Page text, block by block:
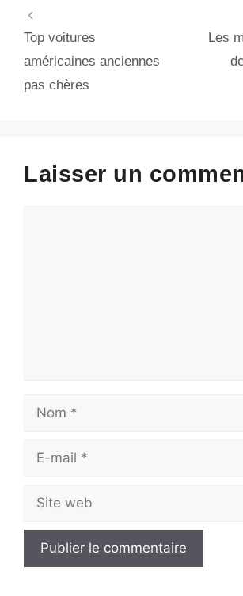
Top voitures
américaines anciennes
pas chères
Les
Laisser un
Nom
Site
web